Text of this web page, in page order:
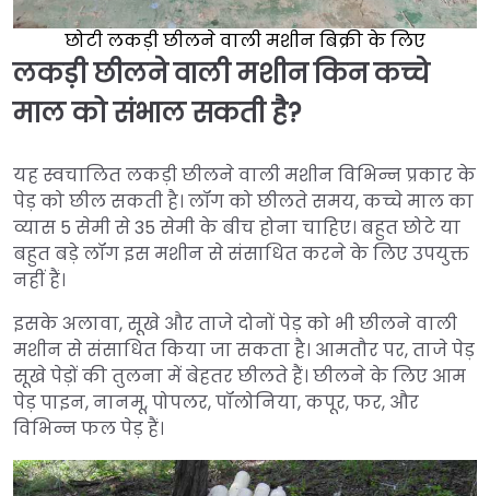
छोटी लकड़ी छीलने वाली मशीन बिक्री के लिए
लकड़ी छीलने वाली मशीन किन कच्चे
माल को संभाल सकती है?
यह स्वचालित लकड़ी छीलने वाली मशीन विभिन्न प्रकार के
पेड़ को छील सकती है। लॉग को छीलते समय, कच्चे माल का
व्यास 5 सेमी से 35 सेमी के बीच होना चाहिए। बहुत छोटे या
बहुत बड़े लॉग इस मशीन से संसाधित करने के लिए उपयुक्त
नहीं हैं।
इसके अलावा, सूखे और ताजे दोनों पेड़ को भी छीलने वाली
मशीन से संसाधित किया जा सकता है। आमतौर पर, ताजे पेड़
सूखे पेड़ों की तुलना में बेहतर छीलते हैं। छीलने के लिए आम
पेड़ पाइन, नानमू, पोपलर, पॉलोनिया, कपूर, फर, और
विभिन्न फल पेड़ हैं।